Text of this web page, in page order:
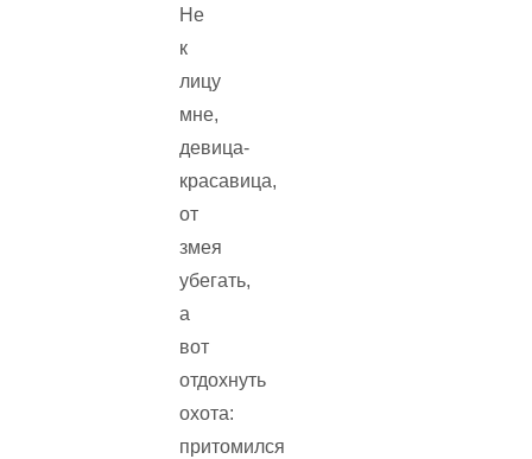
Не
к
лицу
мне,
девица-
красавица,
от
змея
убегать,
а
вот
отдохнуть
охота:
притомился